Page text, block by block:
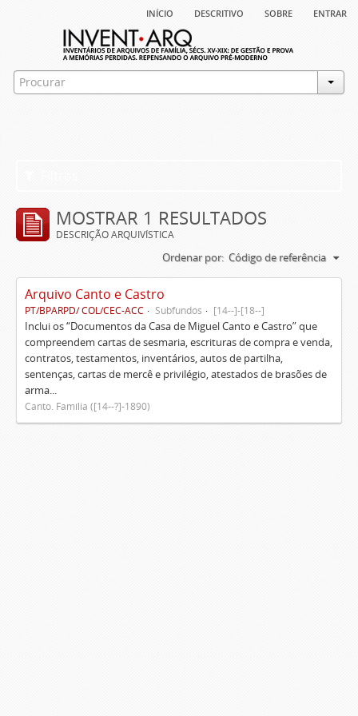
início descritivo sobre entrar
MOSTRAR 1 RESULTADOS
DESCRIÇÃO ARQUIVÍSTICA
Ordenar por: Código de referência
Arquivo Canto e Castro
PT/BPARPD/ COL/CEC-ACC Subfundos [14--]-[18--]
Inclui os “Documentos da Casa de Miguel Canto e Castro” que
compreendem cartas de sesmaria, escrituras de compra e venda,
contratos, testamentos, inventários, autos de partilha,
sentenças, cartas de mercê e privilégio, atestados de brasões de
arma...
Canto. Família ([14--?]-1890)